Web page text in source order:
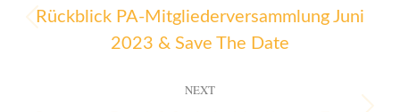
Rückblick PA-Mitgliederversammlung Juni
2023 & Save The Date
NEXT